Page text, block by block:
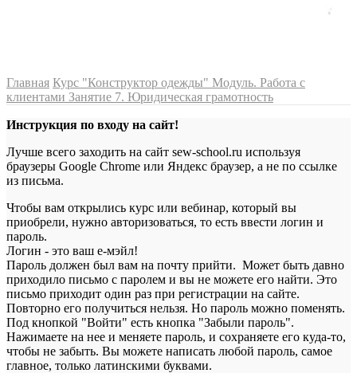
Главная Курс "Конструктор одежды" Модуль. Работа с
клиентами Занятие 7. Юридическая грамотность
Инструкция по входу на сайт!
Лучше всего заходить на сайт sew-school.ru используя
браузеры Google Chrome или Яндекс браузер, а не по ссылке
из письма.
Чтобы вам открылись курс или вебинар, который вы
приобрели, нужно авторизоваться, то есть ввести логин и
пароль.
Логин - это ваш е-мэйл!
Пароль должен был вам на почту прийти. Может быть давно
приходило письмо с паролем и вы не можете его найти. Это
письмо приходит один раз при регистрации на сайте.
Повторно его получиться нельзя. Но пароль можно поменять.
Под кнопкой "Войти" есть кнопка "Забыли пароль".
Нажимаете на нее и меняете пароль, и сохраняете его куда-то,
чтобы не забыть. Вы можете написать любой пароль, самое
главное, только латинскими буквами.